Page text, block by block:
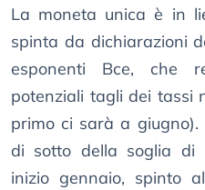
La moneta unica è in
spinta da dichiarazioni
esponenti Bce, che
potenziali tagli dei tassi
primo ci sarà a giugno).
di sotto della soglia di
inizio gennaio, spinto